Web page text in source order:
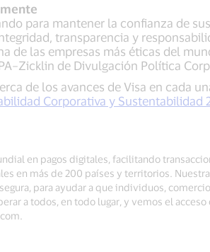
para mantener la confianza de
transparencia y
de las empresas más éticas del
de Divulgación Política
de los avances de Visa en cada
Corporativa y Sustentabilidad
en pagos digitales, facilitando
en más de 200 países y territorios.
para ayudar a que individuos,
a todos, en todo lugar, y vemos el